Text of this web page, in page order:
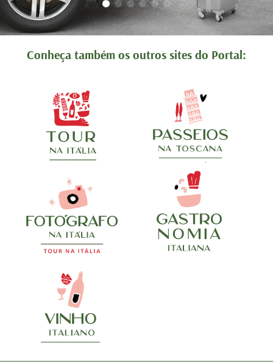
e foram muito atenciosos.
Ótimo trabalho. Podem
contratar sem medo!!!!
recebidas
Conheça também os outros sites do Portal: